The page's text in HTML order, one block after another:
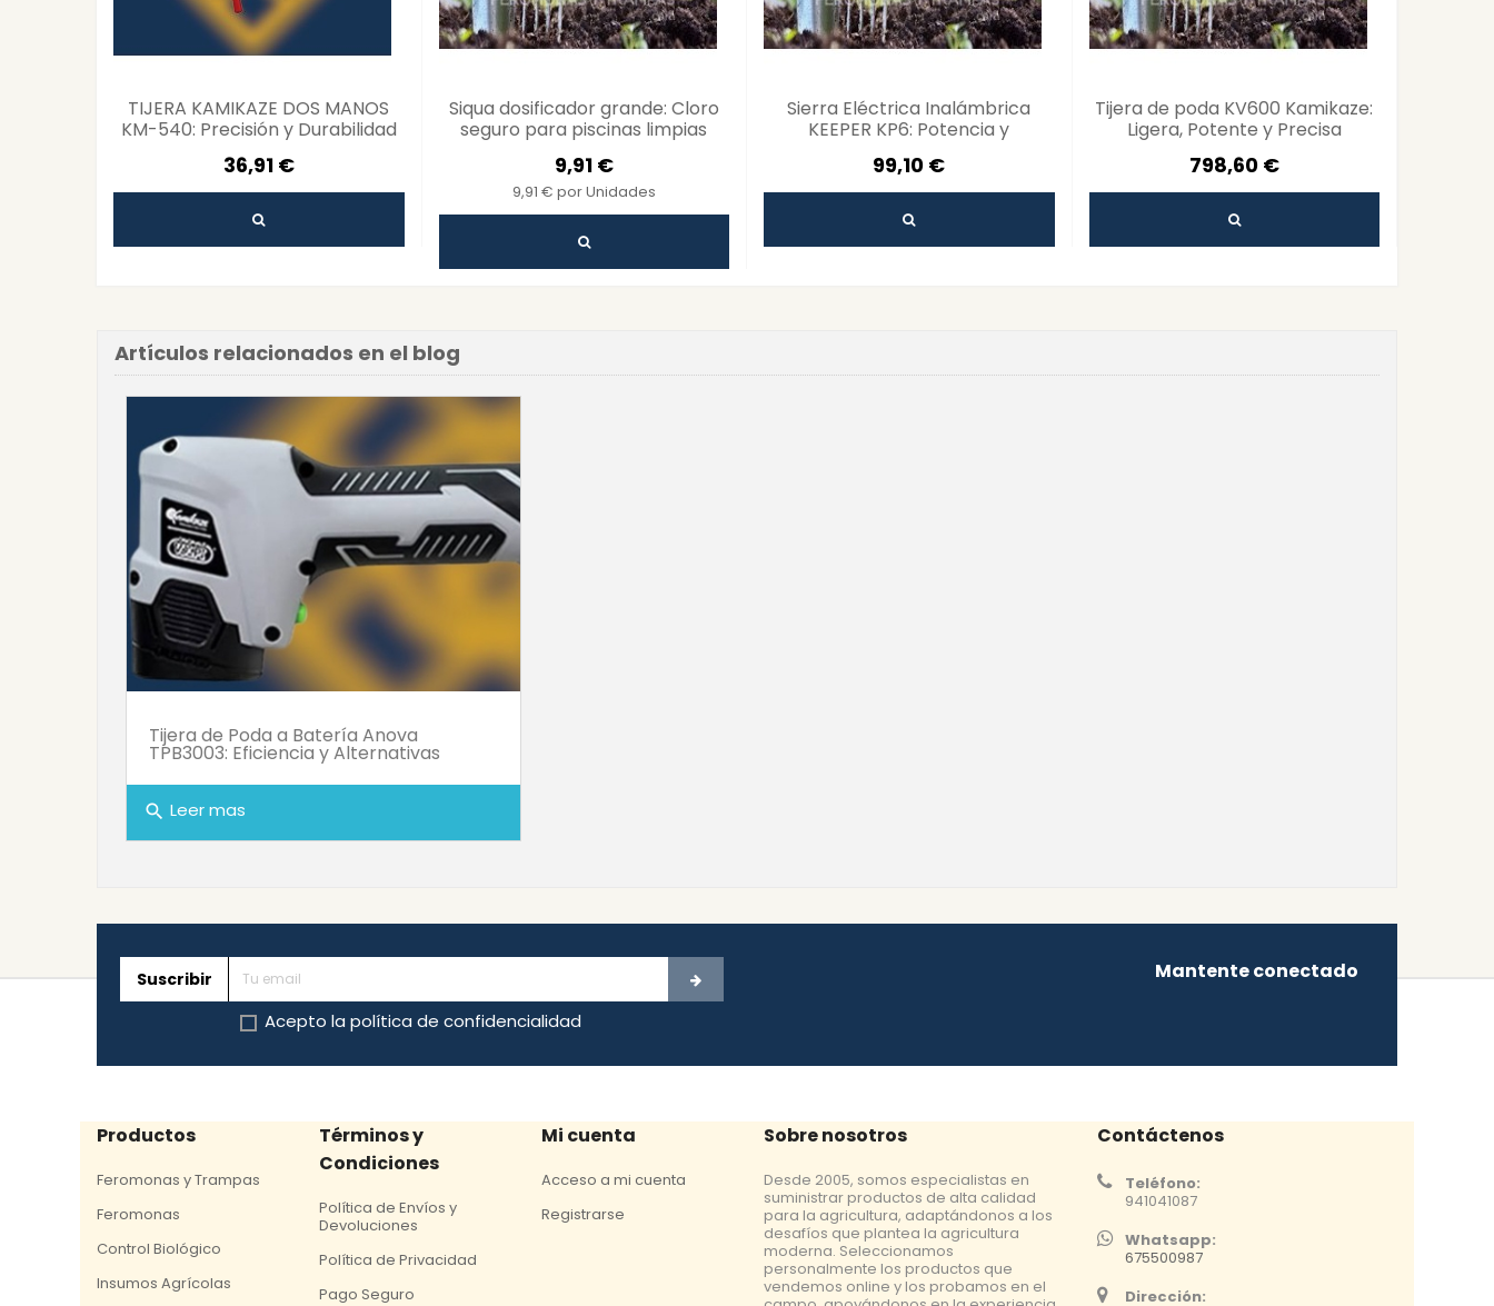
TIJERA KAMIKAZE DOS MANOS
KM-540: Precisión y Durabilidad
36,91 €
Siqua dosificador grande: Cloro
seguro para piscinas limpias
9,91 €
9,91 € por Unidades
Sierra Eléctrica Inalámbrica
KEEPER KP6: Potencia y
99,10 €
Tijera de poda KV600 Kamikaze:
Ligera, Potente y Precisa
798,60 €
Artículos relacionados en el blog
Tijera de Poda a Batería Anova
TPB3003: Eficiencia y Alternativas
search Leer mas
Suscribir
Acepto la política de confidencialidad
Mantente conectado
Productos
Feromonas y Trampas
Feromonas
Control Biológico
Insumos Agrícolas
Términos y
Condiciones
Política de Envíos y
Devoluciones
Política de Privacidad
Pago Seguro
Mi cuenta
Acceso a mi cuenta
Registrarse
Sobre nosotros
Desde 2005, somos especialistas en
suministrar productos de alta calidad
para la agricultura, adaptándonos a los
desafíos que plantea la agricultura
moderna. Seleccionamos
personalmente los productos que
vendemos online y los probamos en el
Contáctenos
Teléfono:
941041087
Whatsapp:
675500987
Dirección: